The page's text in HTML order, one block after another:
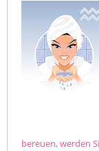
bereuen, werden